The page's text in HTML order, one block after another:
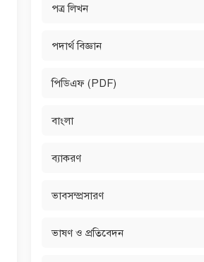
পত্র লিখন
পদার্থ বিজ্ঞান
পিডিএফ (PDF)
বাংলা
ব্যাকরণ
ভাবসম্প্রসারণ
ভাষণ ও প্রতিবেদন